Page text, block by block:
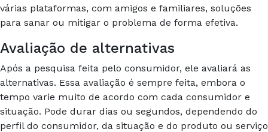
várias plataformas, com amigos e familiares, soluções
para sanar ou mitigar o problema de forma efetiva.
Avaliação de alternativas
Após a pesquisa feita pelo consumidor, ele avaliará as
alternativas. Essa avaliação é sempre feita, embora o
tempo varie muito de acordo com cada consumidor e
situação. Pode durar dias ou segundos, dependendo do
perfil do consumidor, da situação e do produto ou serviço